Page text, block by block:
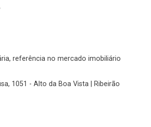
referência no mercado imobiliário
1051 - Alto da Boa Vista | Ribeirão